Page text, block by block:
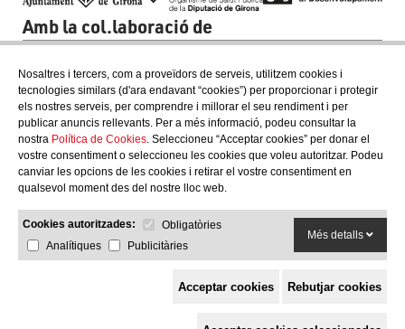
Nosaltres i tercers, com a proveïdors de serveis, utilitzem cookies i
tecnologies similars (d'ara endavant “cookies”) per proporcionar i protegir
els nostres serveis, per comprendre i millorar el seu rendiment i per
publicar anuncis rellevants. Per a més informació, podeu consultar la
nostra Política de Cookies. Seleccioneu “Acceptar cookies” per donar el
vostre consentiment o seleccioneu les cookies que voleu autoritzar. Podeu
canviar les opcions de les cookies i retirar el vostre consentiment en
qualsevol moment des del nostre lloc web.
Cookies autoritzades:
Obligatòries
Analítiques
Publicitàries
Més detalls
Acceptar cookies Rebutjar cookies
Amb la col.laboració de